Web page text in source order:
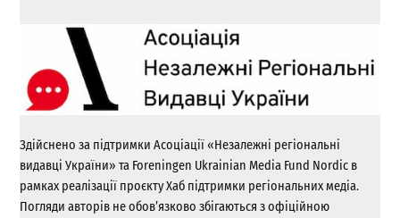
Здійснено за підтримки Асоціації «Незалежні регіональні
видавці України» та Foreningen Ukrainian Media Fund Nordic в
рамках реалізації проєкту Хаб підтримки регіональних медіа.
Погляди авторів не обов’язково збігаються з офіційною